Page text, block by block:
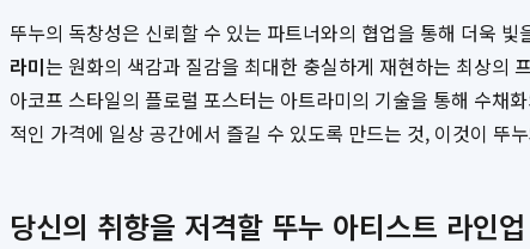
뚜누의 독창성은 신뢰할 수 있는 파트너와의 협업을 통해 더욱
라미는 원화의 색감과 질감을 최대한 충실하게 재현하는 최상의
아코프 스타일의 플로럴 포스터는 아트라미의 기술을 통해 수채
적인 가격에 일상 공간에서 즐길 수 있도록 만드는 것, 이것이 뚜
당신의 취향을 저격할 뚜누 아티스트 라인업